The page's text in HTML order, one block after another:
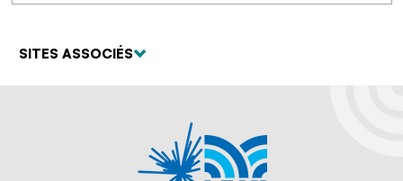
SITES ASSOCIÉS